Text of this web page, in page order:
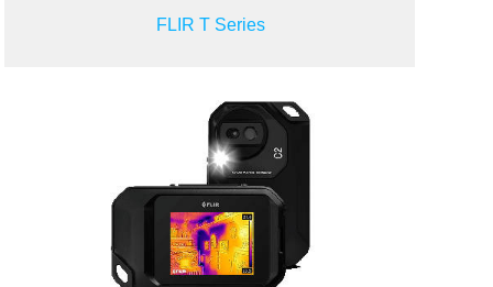
FLIR T Series